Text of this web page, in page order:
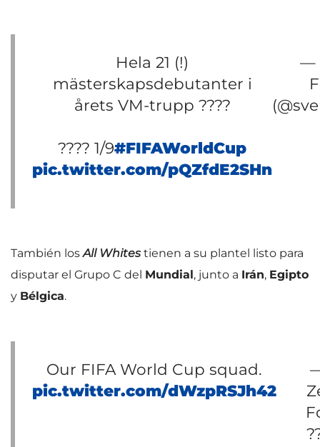
Hela 21 (!)
mästerskapsdebutanter i
årets VM-trupp ????
???? 1/9#FIFAWorldCup
pic.twitter.com/pQZfdE2SHn
—
También losAll Whites tienen a su plantel listo para
disputar el Grupo C del Mundial, junto a Irán, Egipto
y Bélgica.
Our FIFA World Cup squad.
pic.twitter.com/dWzpRSJh42